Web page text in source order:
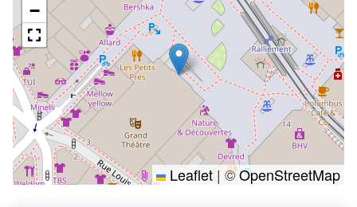
−
Leaflet | ©OpenStreetMap